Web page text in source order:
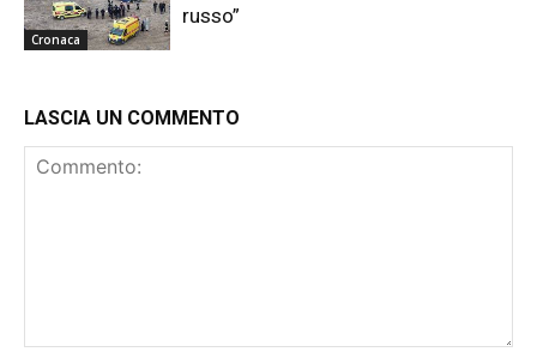
Cronaca
russo”
LASCIA UN COMMENTO